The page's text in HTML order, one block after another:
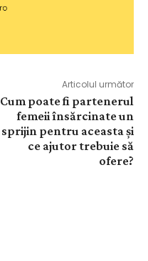
Articolul următor
Cum poate fi partenerul
femeii însărcinate un
sprijin pentru aceasta și
ce ajutor trebuie să
ofere?